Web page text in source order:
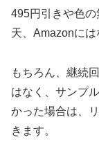
495円引きや色
天、Amazonには
もちろん、継続
はなく、サンプ
かった場合は、
きます。